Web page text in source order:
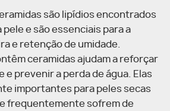
são lipídios encontrados
e são essenciais para a
e retenção de umidade.
ceramidas ajudam a reforçar
e prevenir a perda de água. Elas
importantes para peles secas
frequentemente sofrem de